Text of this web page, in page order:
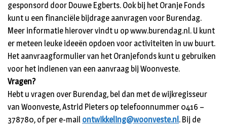
gesponsord door Douwe Egberts. Ook bij het Oranje Fonds
kunt u een financiële bijdrage aanvragen voor Burendag.
Meer informatie hierover vindt u op www.burendag.nl. U kunt
er meteen leuke ideeën opdoen voor activiteiten in uw buurt.
Het aanvraagformulier van het Oranjefonds kunt u gebruiken
voor het indienen van een aanvraag bij Woonveste.
Vragen?
Hebt u vragen over Burendag, bel dan met de wijkregisseur
van Woonveste, Astrid Pieters op telefoonnummer 0416 –
378780, of per e-mail ontwikkeling@woonveste.nl. Bij de